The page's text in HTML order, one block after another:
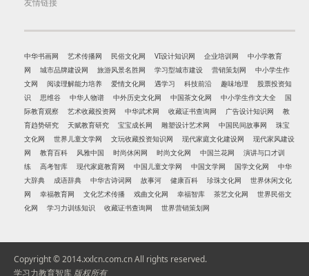
中华书画网 艺术传播网 民俗文化网 VI设计知识网 企业培训网
中小学教育
网
城市品牌建设网 旅游风景名胜网 学习型城市建设 营销策划网
中小学生作
文网
阅读理解能力培养 爱情文化网 遇学习 科技前沿 趣味地理
股票投资知
识
思维谷 中华人物谱 中外历史文化网 中国茶文化网 中小学生作文大全
国
际教育观察
艺术收藏投资网 中华武术网 收藏证书查询网 广告设计知识网
教
育趋势研究
天赋教育研究 宝宝成长网 雕塑设计艺术网 中国民间故事网
珠宝
文化网
世界儿童文学网 文玩收藏投资知识网 现代家庭文化建设网
现代家风建设
网
教育百科 风雅中国 时尚休闲网 时尚文化网 中国兰花网
演讲与口才训
练
高考智库 现代家庭教育网 中国儿童文学网 中国文学网 国学文化网
中华
大辞典
成语辞典 中华古诗词网 故事河 健康百科 珍珠文化网
世界休闲文化
网
幸福教育网 文化艺术传播 戏曲文化网 幸福智库 茶艺文化网
世界民俗文
化网
学习力训练知识 收藏证书查询网 世界营销策划网
Copyright © 2014.xxlcn.com.cn All rights reserved.
学习力教育智库 版权所有